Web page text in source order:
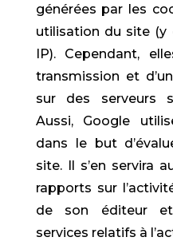
générées par les
utilisation du site (y
IP). Cependant,
transmission et
sur des serveurs
Aussi, Google
dans le but
site. Il s’en servira
rapports sur
de son éditeur
services relatifs à